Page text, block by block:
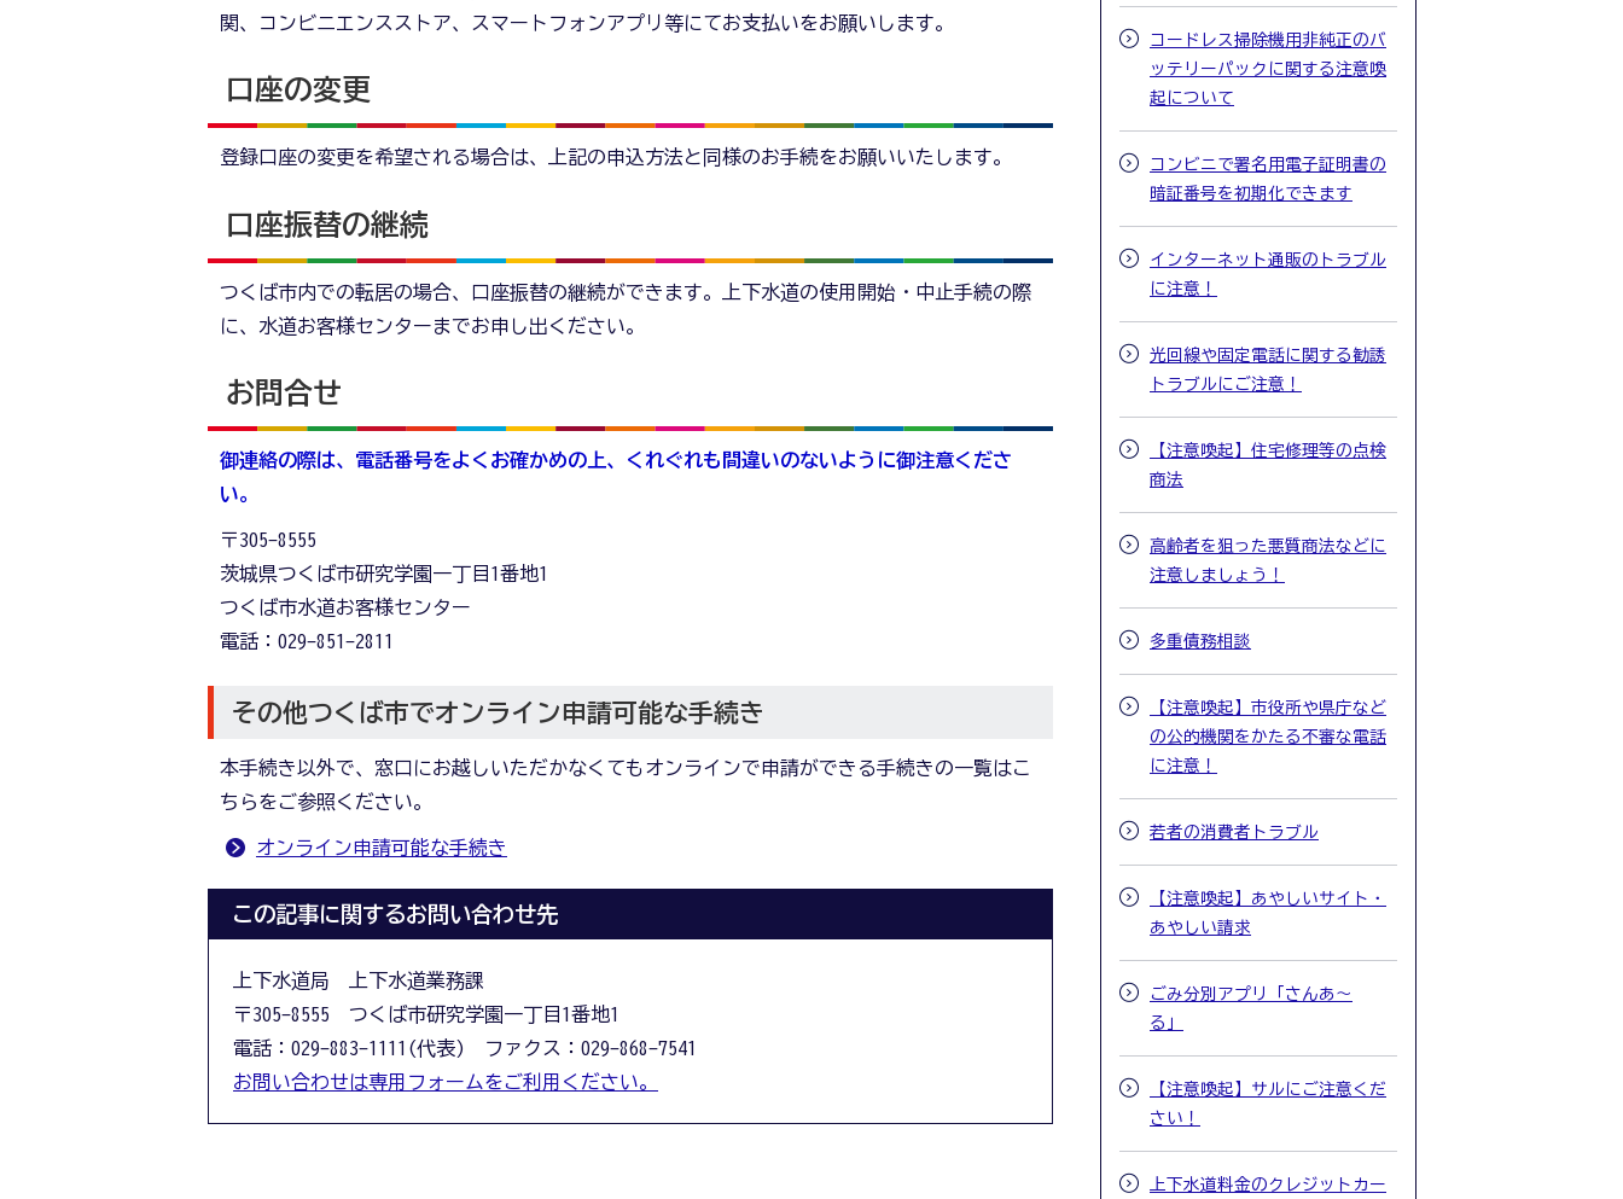
関、コンビニエンスストア、スマートフォンアプリ等にてお支払いをお願いします。
口座の変更
登録口座の変更を希望される場合は、上記の申込方法と同様のお手続をお願いいたします。
口座振替の継続
つくば市内での転居の場合、口座振替の継続ができます。上下水道の使用開始・中止手続の際
に、水道お客様センターまでお申し出ください。
お問合せ
御連絡の際は、電話番号をよくお確かめの上、くれぐれも間違いのないように御注意くださ
い。
〒305-8555
茨城県つくば市研究学園一丁目1番地1
つくば市水道お客様センター
電話：029-851-2811
その他つくば市でオンライン申請可能な手続き
本手続き以外で、窓口にお越しいただかなくてもオンラインで申請ができる手続きの一覧はこ
ちらをご参照ください。
オンライン申請可能な手続き
この記事に関するお問い合わせ先
上下水道局 上下水道業務課
〒305-8555 つくば市研究学園一丁目1番地1
電話：029-883-1111(代表) ファクス：029-868-7541
お問い合わせは専用フォームをご利用ください。
コードレス掃除機用非純正のバ
ッテリーパックに関する注意喚
起について
コンビニで署名用電子証明書の
暗証番号を初期化できます
インターネット通販のトラブル
に注意！
光回線や固定電話に関する勧誘
トラブルにご注意！
【注意喚起】住宅修理等の点検
商法
高齢者を狙った悪質商法などに
注意しましょう！
多重債務相談
【注意喚起】市役所や県庁など
の公的機関をかたる不審な電話
に注意！
若者の消費者トラブル
【注意喚起】あやしいサイト・
あやしい請求
ごみ分別アプリ「さんあ～
る」
【注意喚起】サルにご注意くだ
さい！
上下水道料金のクレジットカー